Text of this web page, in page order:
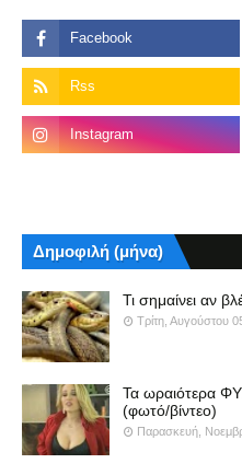
Δημοφιλή (μήνα)
Τι σημαίνει αν
Τρίτη, Αυγούστου
Τα ωραιότερα
(φωτό/βίντεο)
Παρασκευή,